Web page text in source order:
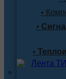
•
•
•